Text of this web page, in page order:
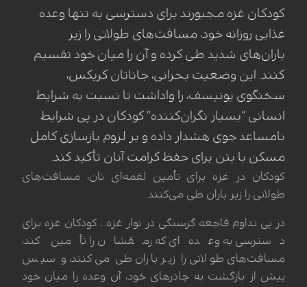
کودکان غزه مجبورند برای دسترسی به تنها وعده
غذایی روزانه خود، مسافت‌های طولانی را زیر
باران‌های شدید طی کرده و آن را میان خود تقسیم
کنند. این وضعیت بحرانی، جاناتان کریکس،
سخنگوی یونیسف، را واداشت تا نسبت به شرایط
انسانی “بسیار نگران‌کننده” کودکان در پی شرایط
نامساعد جوی هشدار داده و بر لزوم بازسازی کامل
مسکن با بتن برای حفظ کرامت آنان تأکید کند.
کودکان در غزه برای تأمین لقمه‌ای نان، مسافت‌های
طولانی را زیر باران طی می‌کنند
در پی تداوم فاجعه گرسنگی در نوار غزه… کودکان غزه برای
دسترسی به وعده‌ای که رمقشان را تأمین کند،
مسافت‌های طولانی را زیر باران طی می‌کنند، و سپس
پیش از بازگشت به چادرهای خود، آن وعده را میان خود